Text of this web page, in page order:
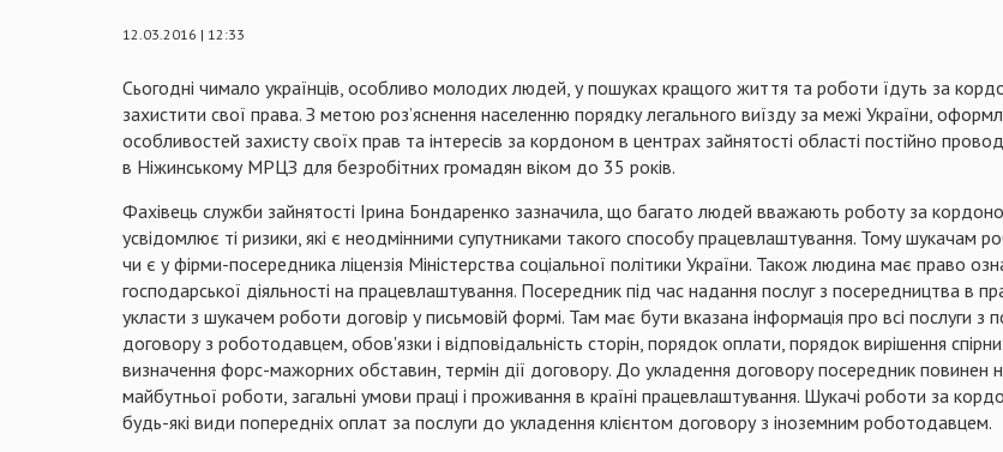
12.03.2016 | 12:33
Сьогодні чимало українців, особливо молодих людей, у пошуках кращого життя та роботи їдуть за
захистити свої права. З метою роз’яснення населенню порядку легального виїзду за межі України,
особливостей захисту своїх прав та інтересів за кордоном в центрах зайнятості області постійно
в Ніжинському МРЦЗ для безробітних громадян віком до 35 років.
Фахівець служби зайнятості Ірина Бондаренко зазначила, що багато людей вважають роботу за
усвідомлює ті ризики, які є неодмінними супутниками такого способу працевлаштування. Тому шукачам
чи є у фірми-посередника ліцензія Міністерства соціальної політики України. Також людина має право
господарської діяльності на працевлаштування. Посередник під час надання послуг з посередництва в
укласти з шукачем роботи договір у письмовій формі. Там має бути вказана інформація про всі послуги
договору з роботодавцем, обов'язки і відповідальність сторін, порядок оплати, порядок вирішення
визначення форс-мажорних обставин, термін дії договору. До укладення договору посередник повинен
майбутньої роботи, загальні умови праці і проживання в країні працевлаштування. Шукачі роботи за
будь-які види попередніх оплат за послуги до укладення клієнтом договору з іноземним роботодавцем.